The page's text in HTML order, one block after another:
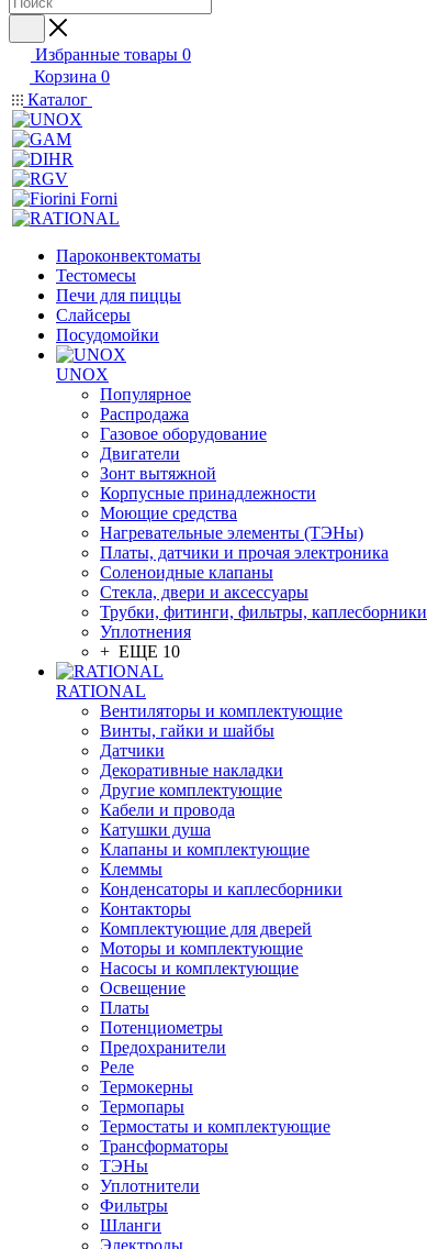
Избранные товары 0
Корзина 0
Каталог
Пароконвектоматы
Тестомесы
Печи для пиццы
Слайсеры
Посудомойки
UNOX
Популярное
Распродажа
Газовое оборудование
Двигатели
Зонт вытяжной
Корпусные принадлежности
Моющие средства
Нагревательные элементы (ТЭНы)
Платы, датчики и прочая электроника
Соленоидные клапаны
Стекла, двери и аксессуары
Трубки, фитинги, фильтры, каплесборники
Уплотнения
+ ЕЩЕ 10
RATIONAL
Вентиляторы и комплектующие
Винты, гайки и шайбы
Датчики
Декоративные накладки
Другие комплектующие
Кабели и провода
Катушки душа
Клапаны и комплектующие
Клеммы
Конденсаторы и каплесборники
Контакторы
Комплектующие для дверей
Моторы и комплектующие
Насосы и комплектующие
Освещение
Платы
Потенциометры
Предохранители
Реле
Термокерны
Термопары
Термостаты и комплектующие
Трансформаторы
ТЭНы
Уплотнители
Фильтры
Шланги
Электроды